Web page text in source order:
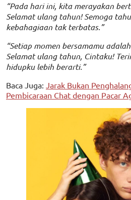
“Pada hari ini, kita merayakan
Selamat ulang tahun! Semoga
kebahagiaan tak terbatas.”
“Setiap momen bersamamu
Selamat ulang tahun, Cintaku!
hidupku lebih berarti.”
Baca Juga: Jarak Bukan
Pembicaraan Chat dengan Pacar